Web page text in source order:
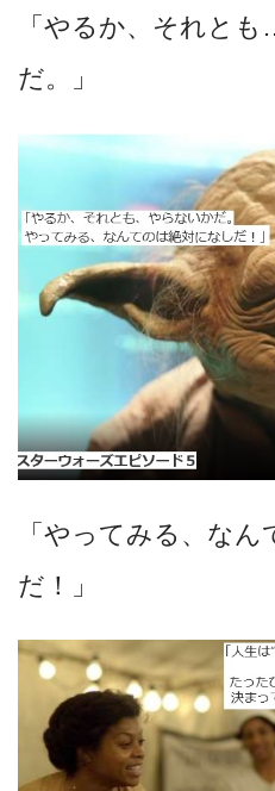
「やるか、それと
だ。」
「やってみる、な
だ！」